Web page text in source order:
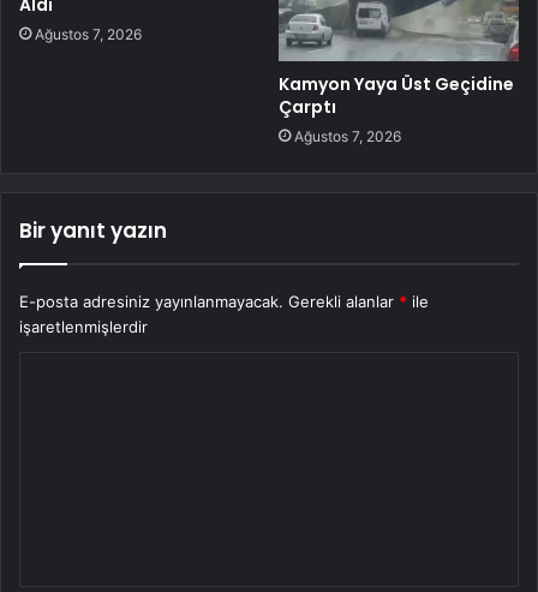
Aldı
Ağustos 7, 2026
Kamyon Yaya Üst Geçidine
Çarptı
Ağustos 7, 2026
Bir yanıt yazın
E-posta adresiniz yayınlanmayacak. Gerekli alanlar * ile
işaretlenmişlerdir